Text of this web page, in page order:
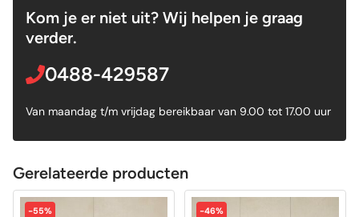
Kom je er niet uit? Wij helpen je graag
verder.
0488-429587
Van maandag t/m vrijdag bereikbaar van 9.00 tot 17.00 uur
Gerelateerde producten
-55% -46%